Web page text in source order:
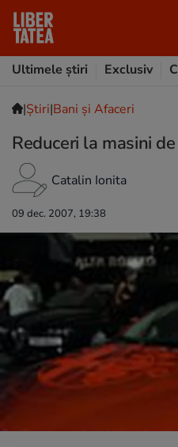
Ultimele știri
Exclusiv
|Ştiri|Bani și Afaceri
Reduceri la masini
Catalin Ionita
09 dec. 2007, 19:38